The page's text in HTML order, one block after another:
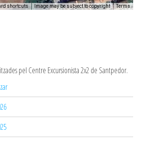
shortcuts Image may be subject to copyright Terms
pel Centre Excursionista 2x2 de Santpedor.